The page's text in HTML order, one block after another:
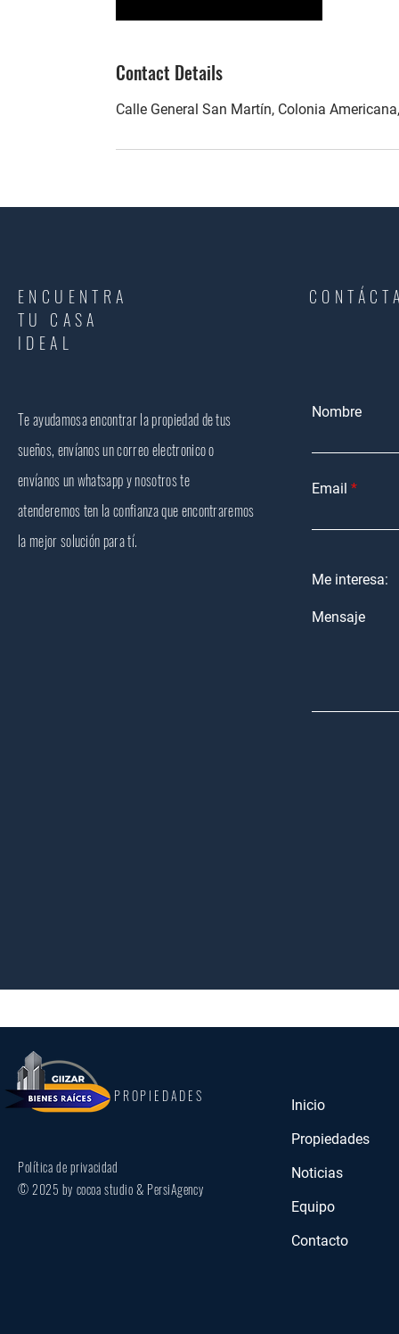
Contact Details
Calle General San Martín, Colonia
ENCUENTRA
TU CASA
IDEAL
Te ayudamosa encontrar la propiedad de tus
sueños, envíanos un correo electronico o
envíanos un whatsapp y nosotros te
atenderemos ten la confianza que encontraremos
la mejor solución para tí.
Nombre
Email
Me interesa:
Mensaje
PROPIEDADES
Política de privacidad
© 2025 by cocoa studio & PersiAgency
Inicio
Propiedades
Noticias
Equipo
Contacto